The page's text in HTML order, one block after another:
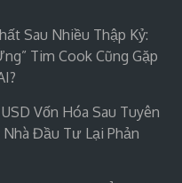
Sau Nhiều Thập Kỷ:
Tim Cook Cũng Gặp
Vốn Hóa Sau Tuyên
Đầu Tư Lại Phản